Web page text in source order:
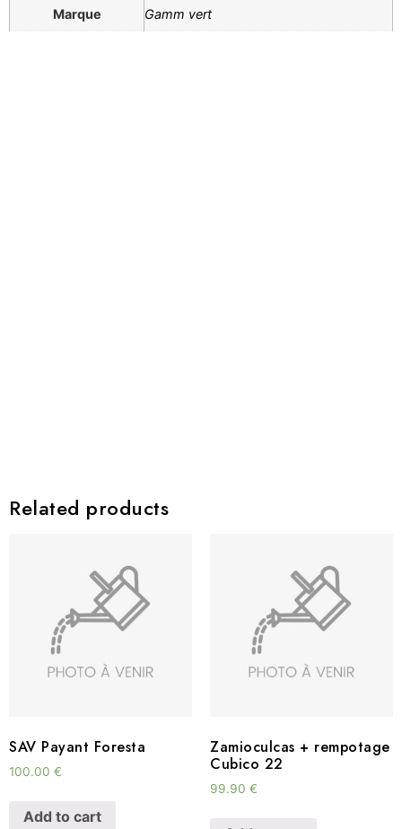
Marque Gamm vert
Related products
SAV Payant Foresta
100.00 €
Add to cart
Zamioculcas + rempotage
Cubico 22
99.90 €